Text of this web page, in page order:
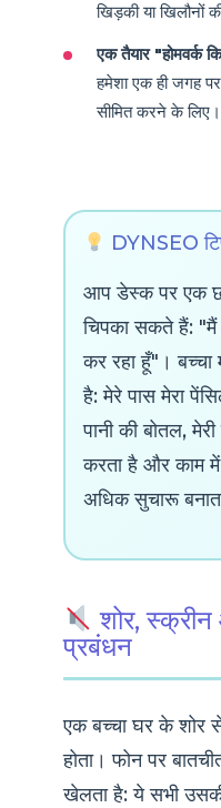
खिड़की या खिलौनों
एक तैयार "होमवर्क
हमेशा एक ही जगह
सीमित करने के लिए।
DYNSEO
आप डेस्क पर एक
चिपका सकते हैं: "मैं
कर रहा हूँ"।
है: मेरे पास मेरा
पानी की बोतल,
करता है और काम
अधिक सुचारू
शोर, स्क्रीन
प्रबंधन
एक बच्चा घर के शोर
होता। फोन पर
खेलता है: ये सभी